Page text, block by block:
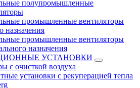
полупромышленные
промышленные вентиляторы
назначения
промышленные вентиляторы
назначения
УСТАНОВКИ
с очисткой воздуха
установки с рекуперацией тепла